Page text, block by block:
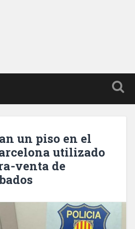
un piso en el
utilizado
venta de